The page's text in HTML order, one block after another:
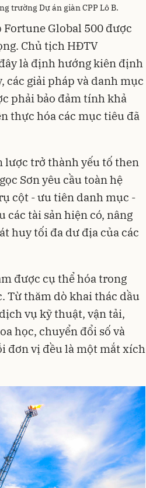
trường Dự án giàn CPP Lô B.
Global 500 được
Chủ tịch HĐTV
là định hướng kiên định
các giải pháp và danh mục
phải bảo đảm tính khả
thực hóa các mục tiêu đã
lược trở thành yếu tố then
Sơn yêu cầu toàn hệ
cột - ưu tiên danh mục -
tài sản hiện có, nâng
huy tối đa dư địa của các
được cụ thể hóa trong
Từ thăm dò khai thác dầu
vụ kỹ thuật, vận tải,
học, chuyển đổi số và
đơn vị đều là một mắt xích